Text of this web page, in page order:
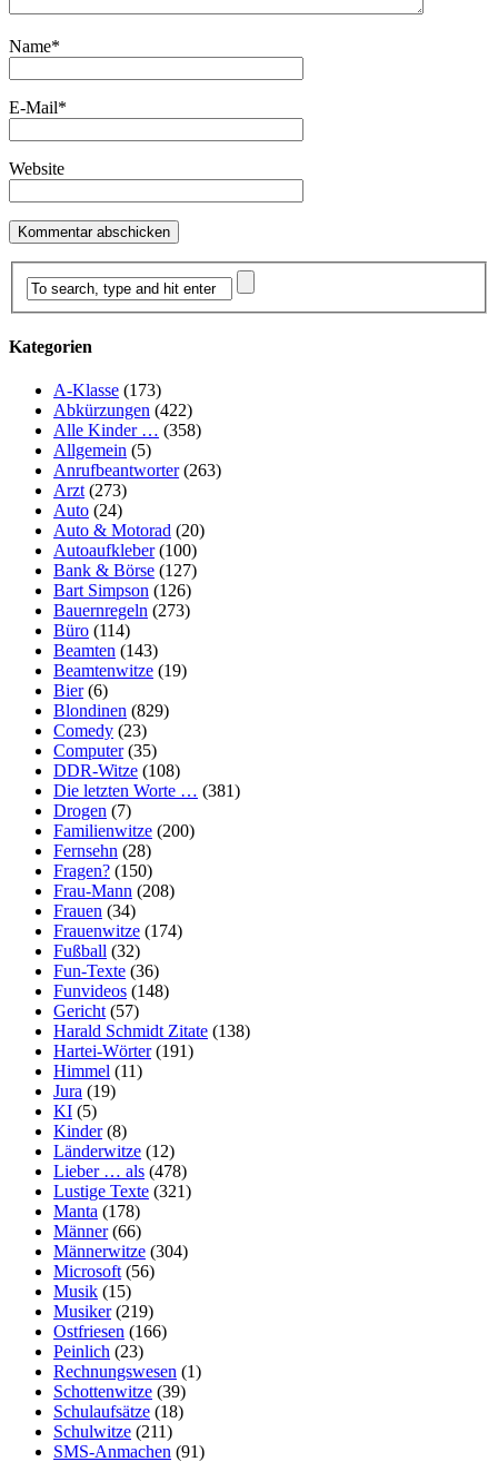
Name*
E-Mail*
Website
Kategorien
A-Klasse (173)
Abkürzungen (422)
Alle Kinder … (358)
Allgemein (5)
Anrufbeantworter(263)
Arzt(273)
Auto (24)
Auto & Motorad (20)
Autoaufkleber(100)
Bank & Börse (127)
Bart Simpson (126)
Bauernregeln (273)
Büro (114)
Beamten (143)
Beamtenwitze (19)
Bier(6)
Blondinen (829)
Comedy (23)
Computer(35)
DDR-Witze (108)
Die letzten Worte … (381)
Drogen (7)
Familienwitze (200)
Fernsehn (28)
Fragen? (150)
Frau-Mann (208)
Frauen (34)
Frauenwitze (174)
Fußball (32)
Fun-Texte (36)
Funvideos (148)
Gericht(57)
Harald Schmidt Zitate (138)
Hartei-Wörter(191)
Himmel (11)
Jura (19)
KI (5)
Kinder(8)
Länderwitze (12)
Lieber … als (478)
Lustige Texte (321)
Manta (178)
Männer(66)
Männerwitze (304)
Microsoft(56)
Musik (15)
Musiker(219)
Ostfriesen (166)
Peinlich (23)
Rechnungswesen (1)
Schottenwitze (39)
Schulaufsätze (18)
Schulwitze (211)
SMS-Anmachen (91)